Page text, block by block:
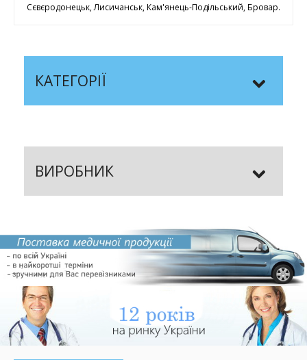
Сєвєродонецьк, Лисичанськ, Кам'янець-Подільський, Бровар.
КАТЕГОРІЇ
ВИРОБНИК